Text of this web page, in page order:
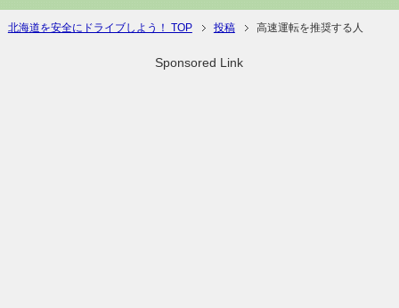
北海道を安全にドライブしよう！ TOP 投稿 高速運転を推奨する人
Sponsored Link